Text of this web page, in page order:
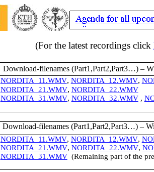
(For the latest recordings click
Download-filenames (Part1 ,Part2,Part3…) –
NORDITA_11.WMV, NORDITA_12.WMV,
NORDITA_21.WMV, NORDITA_22.WMV
NORDITA_31.WMV, NORDITA_32.WMV ,
Download-filenames (Part1 ,Part2,Part3…) –
NORDITA_11.WMV, NORDITA_12.WMV,
NORDITA_21.WMV, NORDITA_22.WMV,
NORDITA_31.WMV (Remaining part of the